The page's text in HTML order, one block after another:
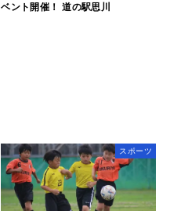
ベント開催！ 道の駅思川
スポーツ